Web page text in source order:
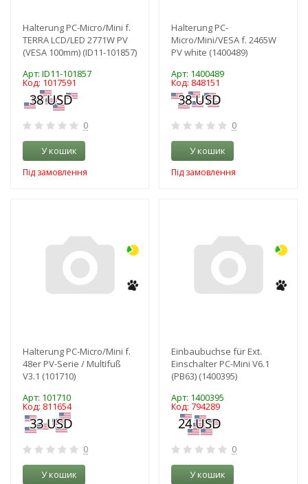
Halterung PC-Micro/Mini f.
TERRA LCD/LED 2771W PV
(VESA 100mm) (ID11-101857)
Арт: ID11-101857
Код: 1017591
0
У кошик
Під замовлення
Halterung PC-
Micro/Mini/VESA f. 2465W
PV white (1400489)
Арт: 1400489
Код: 848151
0
У кошик
Під замовлення
Halterung PC-Micro/Mini f.
48er PV-Serie / Multifuß
V3.1 (101710)
Арт: 101710
Код: 811654
0
У кошик
Einbaubuchse für Ext.
Einschalter PC-Mini V6.1
(PB63) (1400395)
Арт: 1400395
Код: 794289
0
У кошик